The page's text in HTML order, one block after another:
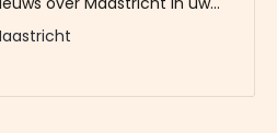
aan voor de nieuwbrief
dan 20.000 trouwe lezers
wat wij van u vragen